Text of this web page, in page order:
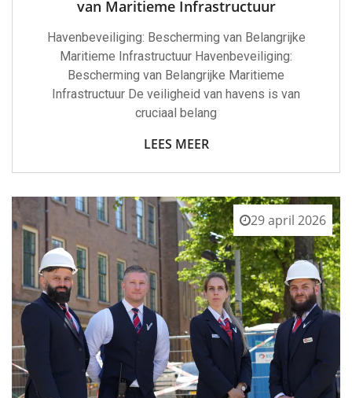
van Maritieme Infrastructuur
Havenbeveiliging: Bescherming van Belangrijke
Maritieme Infrastructuur Havenbeveiliging:
Bescherming van Belangrijke Maritieme
Infrastructuur De veiligheid van havens is van
cruciaal belang
LEES MEER
29 april 2026